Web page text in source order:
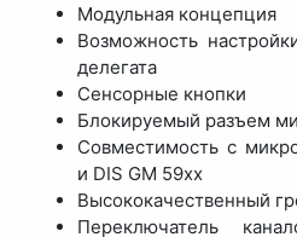
Модульная концепция
Возможность
делегата
Сенсорные кнопки
Блокируемый разъем
Совместимость с
и DIS GM 59xx
Высококачественный
Переключатель